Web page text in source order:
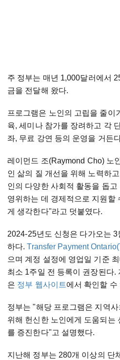
주 정부는 매년 1,000달러에서
금을 전달해 왔다.
프로그램은 노인의 고립을 줄이
육, 세미나 참가를 장려하고 각
좌, 무료 강연 등의 운영을 거든
레이먼드 조(Raymond Cho) 노
인 삶의 질 개선을 위해 노력하
인의 다양한 사회적 활동을 돕
영위하는 데 경제적으로 지원할
게 생각한다"라고 덧붙였다.
2024-25년도 신청은 다가오는
하다.Transfer Payment
으며 계정 설정에 영업일 기준
최소 1주일 전 등록이 권장된다.
은 정부 웹사이트에서 확인할 수
정부는 "해당 프로그램은 지역
위해 헌신한 노인에게 도움되는
를 증진한다"고 설명했다.
지난해 정부는 280개 이상의 단